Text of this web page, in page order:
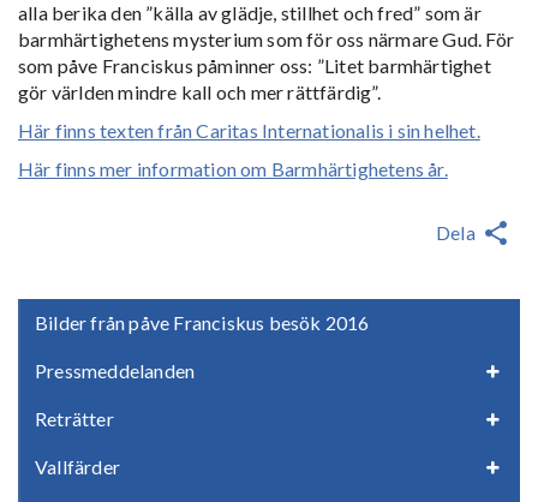
Bilder från påve Franciskus besök 2016
Pressmeddelanden
Reträtter
Vallfärder
alla berika den ”källa av glädje, stillhet och fred” som är
barmhärtighetens mysterium som för oss närmare Gud. För
som påve Franciskus påminner oss: ”Litet barmhärtighet
gör världen mindre kall och mer rättfärdig”.
Här finns texten från Caritas Internationalis i sin helhet.
Här finns mer information om Barmhärtighetens år.
Dela